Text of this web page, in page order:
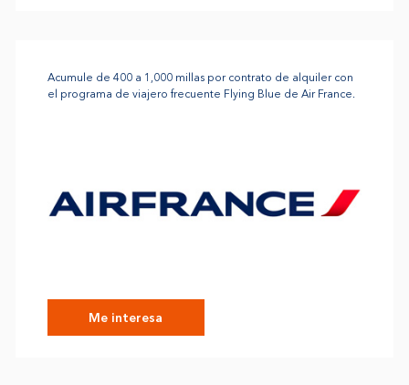
Acumule de 400 a 1,000 millas por contrato de alquiler con
el programa de viajero frecuente Flying Blue de Air France.
Me interesa